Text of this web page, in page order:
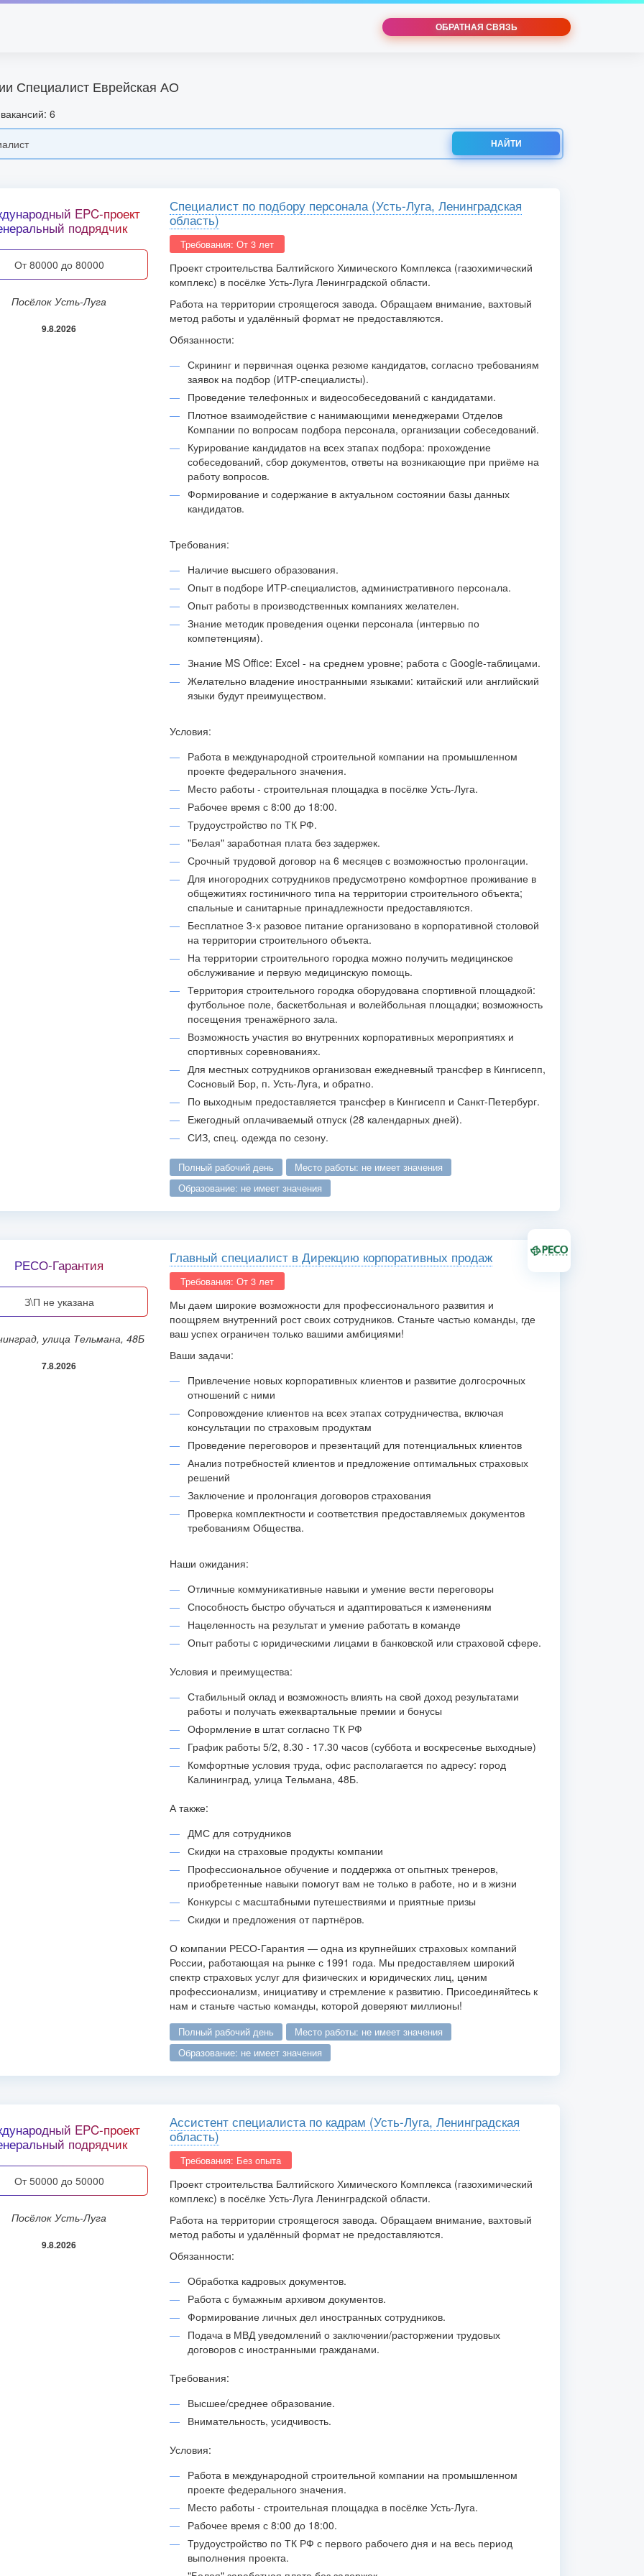
ОБРАТНАЯ СВЯЗЬ
Специалист Еврейская АО
6
НАЙТИ
EPC-проект
подрядчик
от 80000 до 80000
посёлок Усть-Луга
9.8.2026
Специалист по подбору персонала (Усть-Луга, Ленинградская
область)
Требования: От 3 лет
Проект строительства Балтийского Химического Комплекса (газохимический
комплекс) в посёлке Усть-Луга Ленинградской области.
Работа на территории строящегося завода. Обращаем внимание, вахтовый
метод работы и удалённый формат не предоставляются.
Обязанности:
Скрининг и первичная оценка резюме кандидатов, согласно требованиям
заявок на подбор (ИТР-специалисты).
Проведение телефонных и видеособеседований с кандидатами.
Плотное взаимодействие с нанимающими менеджерами Отделов
Компании по вопросам подбора персонала, организации собеседований.
Курирование кандидатов на всех этапах подбора: прохождение
собеседований, сбор документов, ответы на возникающие при приёме на
работу вопросов.
Формирование и содержание в актуальном состоянии базы данных
кандидатов.
Требования:
Наличие высшего образования.
Опыт в подборе ИТР-специалистов, административного персонала.
Опыт работы в производственных компаниях желателен.
Знание методик проведения оценки персонала (интервью по
компетенциям).
Знание MS Office: Excel - на среднем уровне; работа с Google-таблицами.
Желательно владение иностранными языками: китайский или английский
языки будут преимуществом.
Условия:
Работа в международной строительной компании на промышленном
проекте федерального значения.
Место работы - строительная площадка в посёлке Усть-Луга.
Рабочее время с 8:00 до 18:00.
Трудоустройство по ТК РФ.
"Белая" заработная плата без задержек.
Срочный трудовой договор на 6 месяцев с возможностью пролонгации.
Для иногородних сотрудников предусмотрено комфортное проживание в
общежитиях гостиничного типа на территории строительного объекта;
спальные и санитарные принадлежности предоставляются.
Бесплатное 3-х разовое питание организовано в корпоративной столовой
на территории строительного объекта.
На территории строительного городка можно получить медицинское
обслуживание и первую медицинскую помощь.
Территория строительного городка оборудована спортивной площадкой:
футбольное поле, баскетбольная и волейбольная площадки; возможность
посещения тренажёрного зала.
Возможность участия во внутренних корпоративных мероприятиях и
спортивных соревнованиях.
Для местных сотрудников организован ежедневный трансфер в Кингисепп,
Сосновый Бор, п. Усть-Луга, и обратно.
По выходным предоставляется трансфер в Кингисепп и Санкт-Петербург.
Ежегодный оплачиваемый отпуск (28 календарных дней).
СИЗ, спец. одежда по сезону.
полный рабочий день
место работы: не имеет значения
образование: не имеет значения
РЕСО-Гарантия
З\П не указана
улица Тельмана, 48Б
7.8.2026
Главный специалист в Дирекцию корпоративных продаж
Требования: От 3 лет
Мы даем широкие возможности для профессионального развития и
поощряем внутренний рост своих сотрудников. Станьте частью команды, где
ваш успех ограничен только вашими амбициями!
Ваши задачи:
Привлечение новых корпоративных клиентов и развитие долгосрочных
отношений с ними
Сопровождение клиентов на всех этапах сотрудничества, включая
консультации по страховым продуктам
Проведение переговоров и презентаций для потенциальных клиентов
Анализ потребностей клиентов и предложение оптимальных страховых
решений
Заключение и пролонгация договоров страхования
Проверка комплектности и соответствия предоставляемых документов
требованиям Общества.
Наши ожидания:
Отличные коммуникативные навыки и умение вести переговоры
Способность быстро обучаться и адаптироваться к изменениям
Нацеленность на результат и умение работать в команде
Опыт работы c юридическими лицами в банковской или страховой сфере.
Условия и преимущества:
Стабильный оклад и возможность влиять на свой доход результатами
работы и получать ежеквартальные премии и бонусы
Оформление в штат согласно ТК РФ
График работы 5/2, 8.30 - 17.30 часов (суббота и воскресенье выходные)
Комфортные условия труда, офис располагается по адресу: город
Калининград, улица Тельмана, 48Б.
А также:
ДМС для сотрудников
Скидки на страховые продукты компании
Профессиональное обучение и поддержка от опытных тренеров,
приобретенные навыки помогут вам не только в работе, но и в жизни
Конкурсы с масштабными путешествиями и приятные призы
Скидки и предложения от партнёров.
О компании РЕСО-Гарантия — одна из крупнейших страховых компаний
России, работающая на рынке с 1991 года. Мы предоставляем широкий
спектр страховых услуг для физических и юридических лиц, ценим
профессионализм, инициативу и стремление к развитию. Присоединяйтесь к
нам и станьте частью команды, которой доверяют миллионы!
полный рабочий день
место работы: не имеет значения
образование: не имеет значения
EPC-проект
подрядчик
от 50000 до 50000
посёлок Усть-Луга
9.8.2026
Ассистент специалиста по кадрам (Усть-Луга, Ленинградская
область)
Требования: Без опыта
Проект строительства Балтийского Химического Комплекса (газохимический
комплекс) в посёлке Усть-Луга Ленинградской области.
Работа на территории строящегося завода. Обращаем внимание, вахтовый
метод работы и удалённый формат не предоставляются.
Обязанности:
Обработка кадровых документов.
Работа с бумажным архивом документов.
Формирование личных дел иностранных сотрудников.
Подача в МВД уведомлений о заключении/расторжении трудовых
договоров с иностранными гражданами.
Требования:
Высшее/среднее образование.
Внимательность, усидчивость.
Условия:
Работа в международной строительной компании на промышленном
проекте федерального значения.
Место работы - строительная площадка в посёлке Усть-Луга.
Рабочее время с 8:00 до 18:00.
Трудоустройство по ТК РФ с первого рабочего дня и на весь период
выполнения проекта.